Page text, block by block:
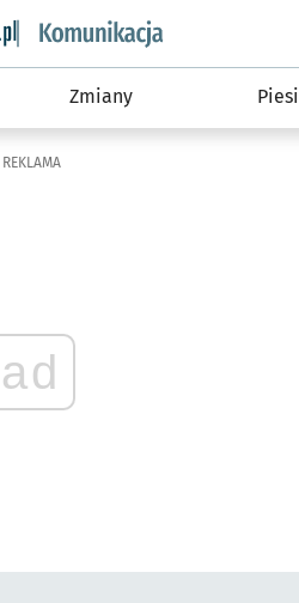
wroclaw.pl podserwis:
Zmiany Piesi
REKLAMA
ad